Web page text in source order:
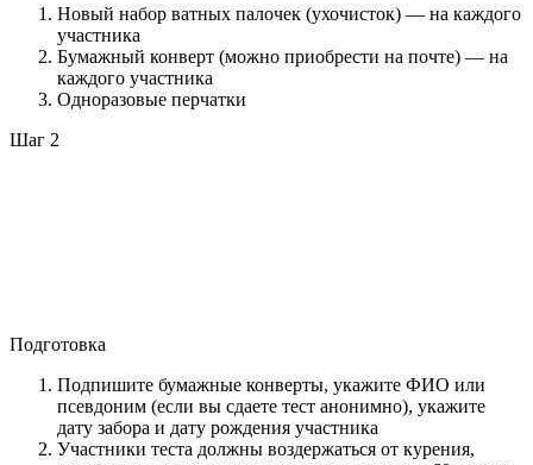
Новый набор ватных палочек (ухочисток) — на каждого
участника
Бумажный конверт (можно приобрести на почте) — на
каждого участника
Одноразовые перчатки
Шаг 2
Подготовка
Подпишите бумажные конверты, укажите ФИО или
псевдоним (если вы сдаете тест анонимно), укажите
дату забора и дату рождения участника
Участники теста должны воздержаться от курения,